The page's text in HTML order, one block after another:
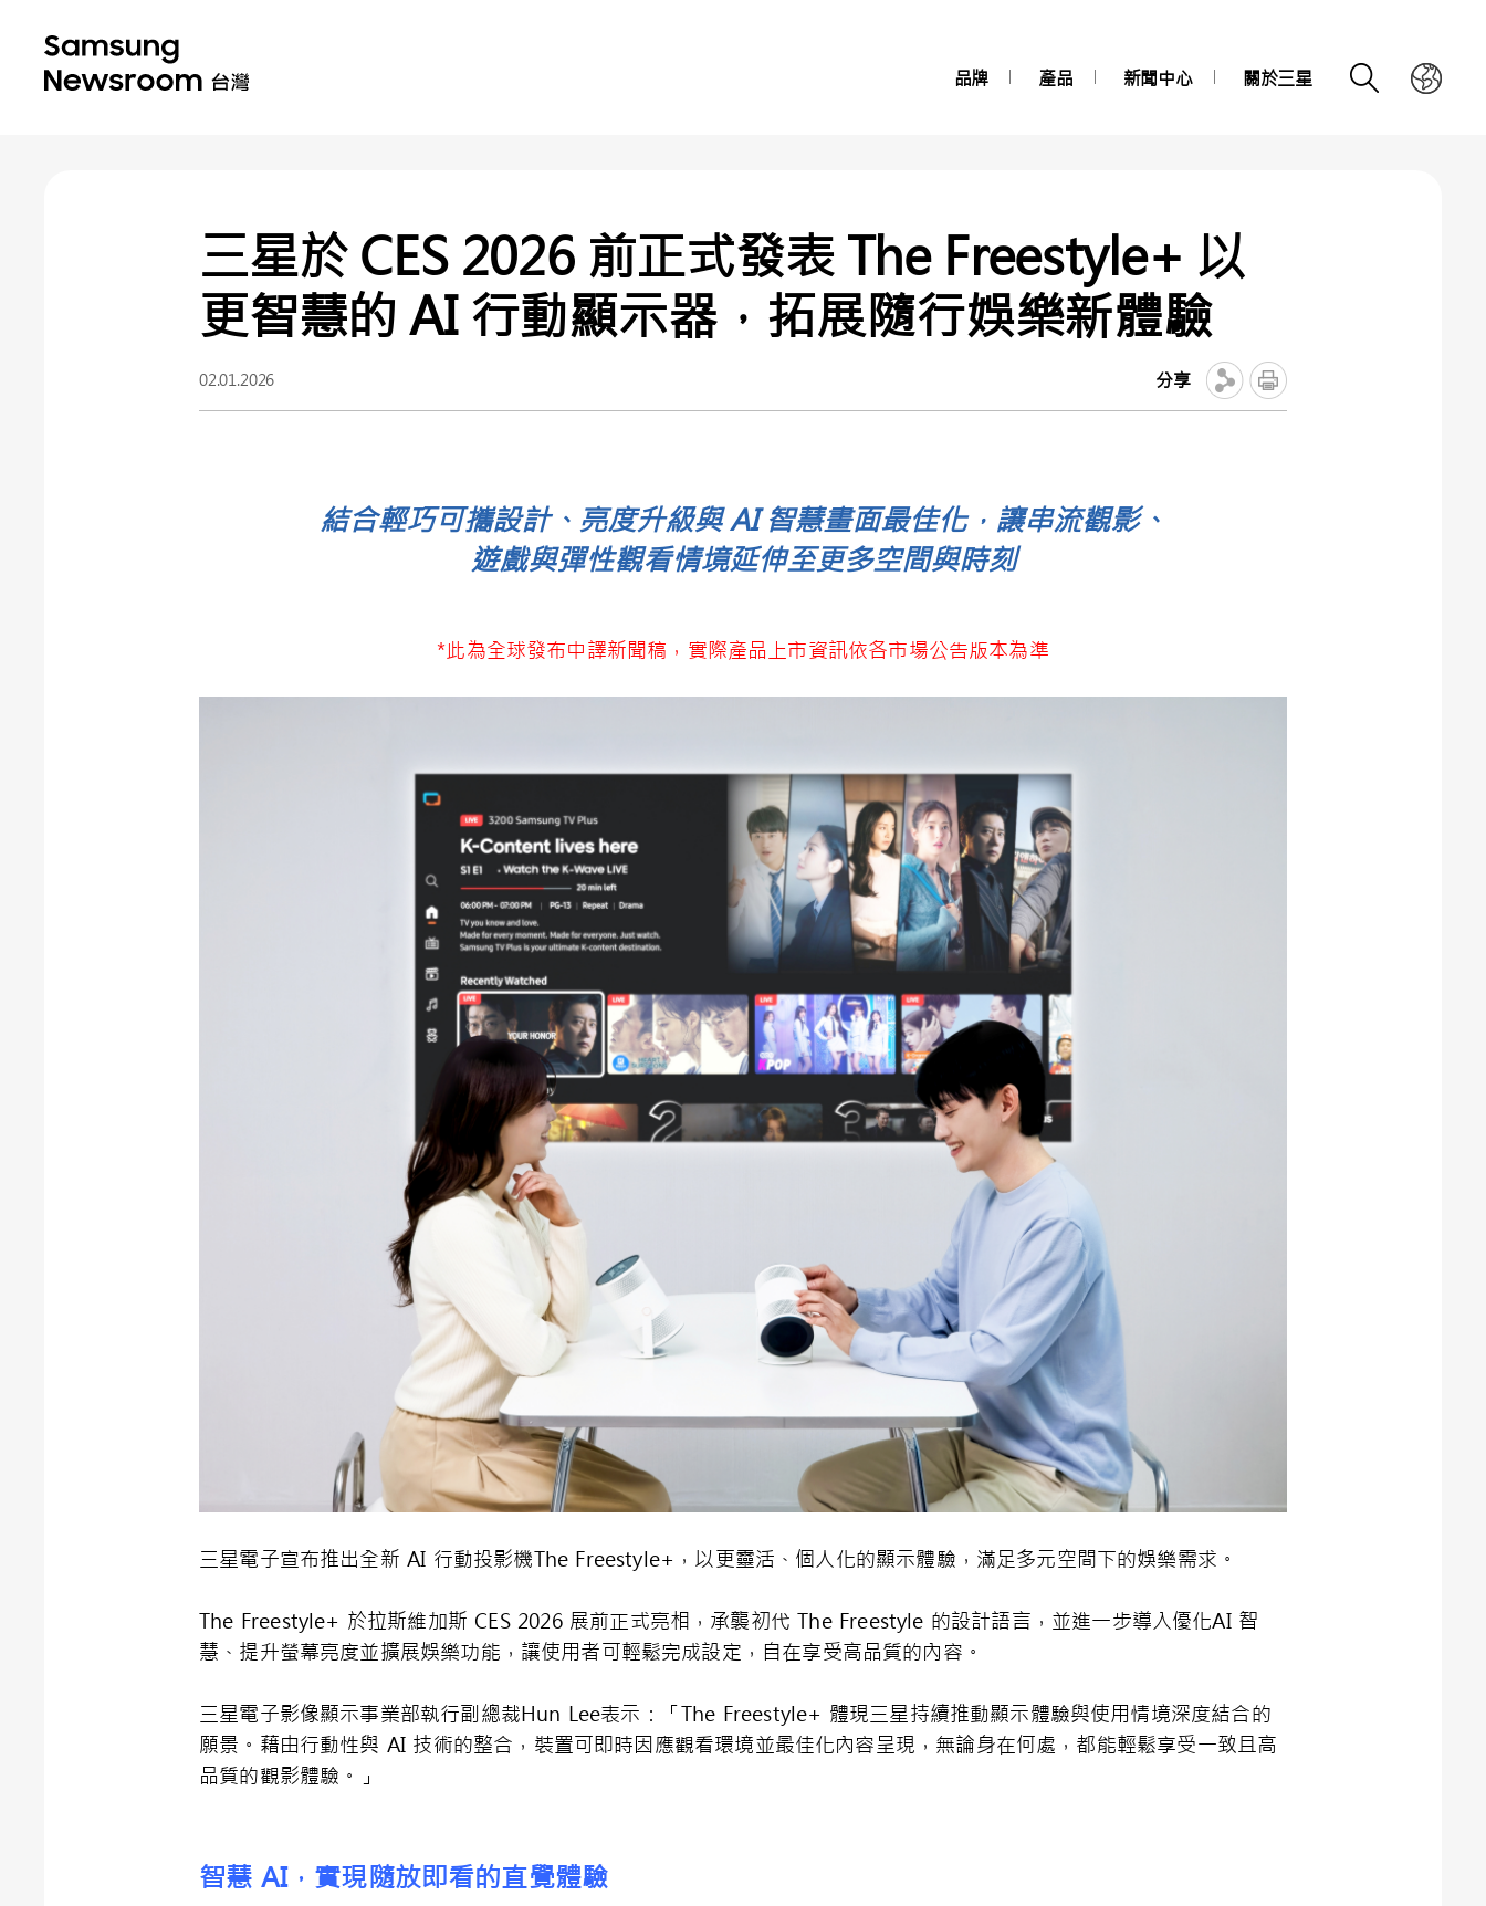
品牌 產品 新聞中心 關於三星
三星於 CES 2026 前正式發表 The Freestyle+ 以
更智慧的 AI 行動顯示器，拓展隨行娛樂新體驗
02.01.2026 分享
結合輕巧可攜設計、亮度升級與 AI 智慧畫面最佳化，讓串流觀影、
遊戲與彈性觀看情境延伸至更多空間與時刻
*此為全球發布中譯新聞稿，實際產品上市資訊依各市場公告版本為準
三星電子宣布推出全新 AI 行動投影機The Freestyle+，以更靈活、個人化的顯示體驗，滿足多元空間下的娛樂需求。
The Freestyle+ 於拉斯維加斯 CES 2026 展前正式亮相，承襲初代 The Freestyle 的設計語言，並進一步導入優化AI 智
慧、提升螢幕亮度並擴展娛樂功能，讓使用者可輕鬆完成設定，自在享受高品質的內容。
三星電子影像顯示事業部執行副總裁Hun Lee表示：「The Freestyle+ 體現三星持續推動顯示體驗與使用情境深度結合的
願景。藉由行動性與 AI 技術的整合，裝置可即時因應觀看環境並最佳化內容呈現，無論身在何處，都能輕鬆享受一致且高
品質的觀影體驗。」
智慧 AI，實現隨放即看的直覺體驗